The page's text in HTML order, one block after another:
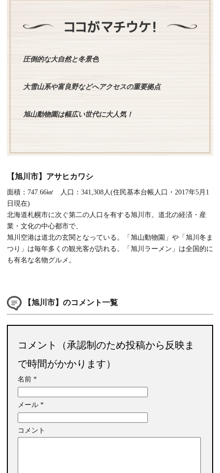
圧倒的な大自然と冬景色
大雪山系や富良野などへアクセスの重要拠点
旭山動物園は幅広い世代に大人気！
【旭川市】アサヒカワシ
面積：747.66㎢ 人口：341,308人(住民基本台帳人口・2017年5月1
日現在)
北海道札幌市に次ぐ第二の人口を有する旭川市。道北の経済・産
業・文化の中心都市で、
旭川空港は道北の玄関となっている。「旭山動物園」や「旭川冬ま
つり」は毎年多くの観光客が訪れる。「旭川ラーメン」は全国的に
も有名な名物グルメ。
【旭川市】のコメント一覧
コメント（承認制のため投稿から反映ま
で時間がかかります）
名前 *
メール *
コメント